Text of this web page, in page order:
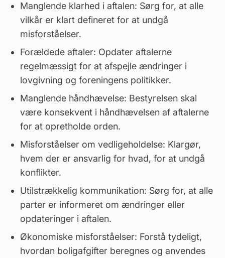
Manglende klarhed i aftalen: Sørg for, at alle
vilkår er klart defineret for at undgå
misforståelser.
Forældede aftaler: Opdater aftalerne
regelmæssigt for at afspejle ændringer i
lovgivning og foreningens politikker.
Manglende håndhævelse: Bestyrelsen skal
være konsekvent i håndhævelsen af aftalerne
for at opretholde orden.
Misforståelser om vedligeholdelse: Klargør,
hvem der er ansvarlig for hvad, for at undgå
konflikter.
Utilstrækkelig kommunikation: Sørg for, at alle
parter er informeret om ændringer eller
opdateringer i aftalen.
Økonomiske misforståelser: Forstå tydeligt,
hvordan boligafgifter beregnes og anvendes